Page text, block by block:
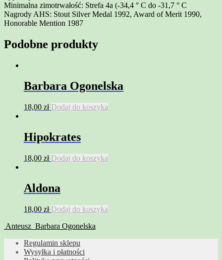
Minimalna zimotrwałość: Strefa 4a (-34,4 ° C do -31,7 ° C
Nagrody AHS: Stout Silver Medal 1992, Award of Merit 1990,
Honorable Mention 1987
Podobne produkty
Barbara Ogonelska
18,00 zł Dodaj do koszyka
Hipokrates
18,00 zł Dodaj do koszyka
Aldona
18,00 zł Dodaj do koszyka
Anteusz Barbara Ogonelska
Regulamin sklepu
Wysyłka i płatności